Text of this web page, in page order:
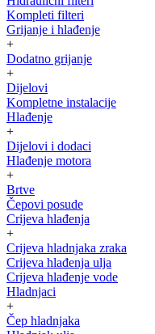
Kompleti filteri
Grijanje i hlađenje
+
Dodatno grijanje
+
Dijelovi
Kompletne instalacije
Hlađenje
+
Dijelovi i dodaci
Hlađenje motora
+
Brtve
Čepovi posude
Crijeva hlađenja
+
Crijeva hladnjaka zraka
Crijeva hlađenja ulja
Crijeva hlađenje vode
Hladnjaci
+
Čep hladnjaka